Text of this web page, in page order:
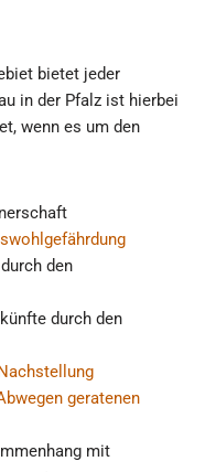
bietet jeder
in der Pfalz ist hierbei
wenn es um den
den
durch den
geratenen
mit